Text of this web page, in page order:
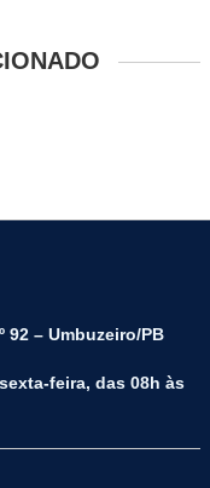
92 – Umbuzeiro/PB
feira, das 08h às